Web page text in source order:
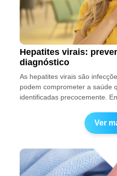
Hepatites virais:
diagnóstico
As hepatites virais são
podem comprometer a saúde
identificadas precocemente.
Ver